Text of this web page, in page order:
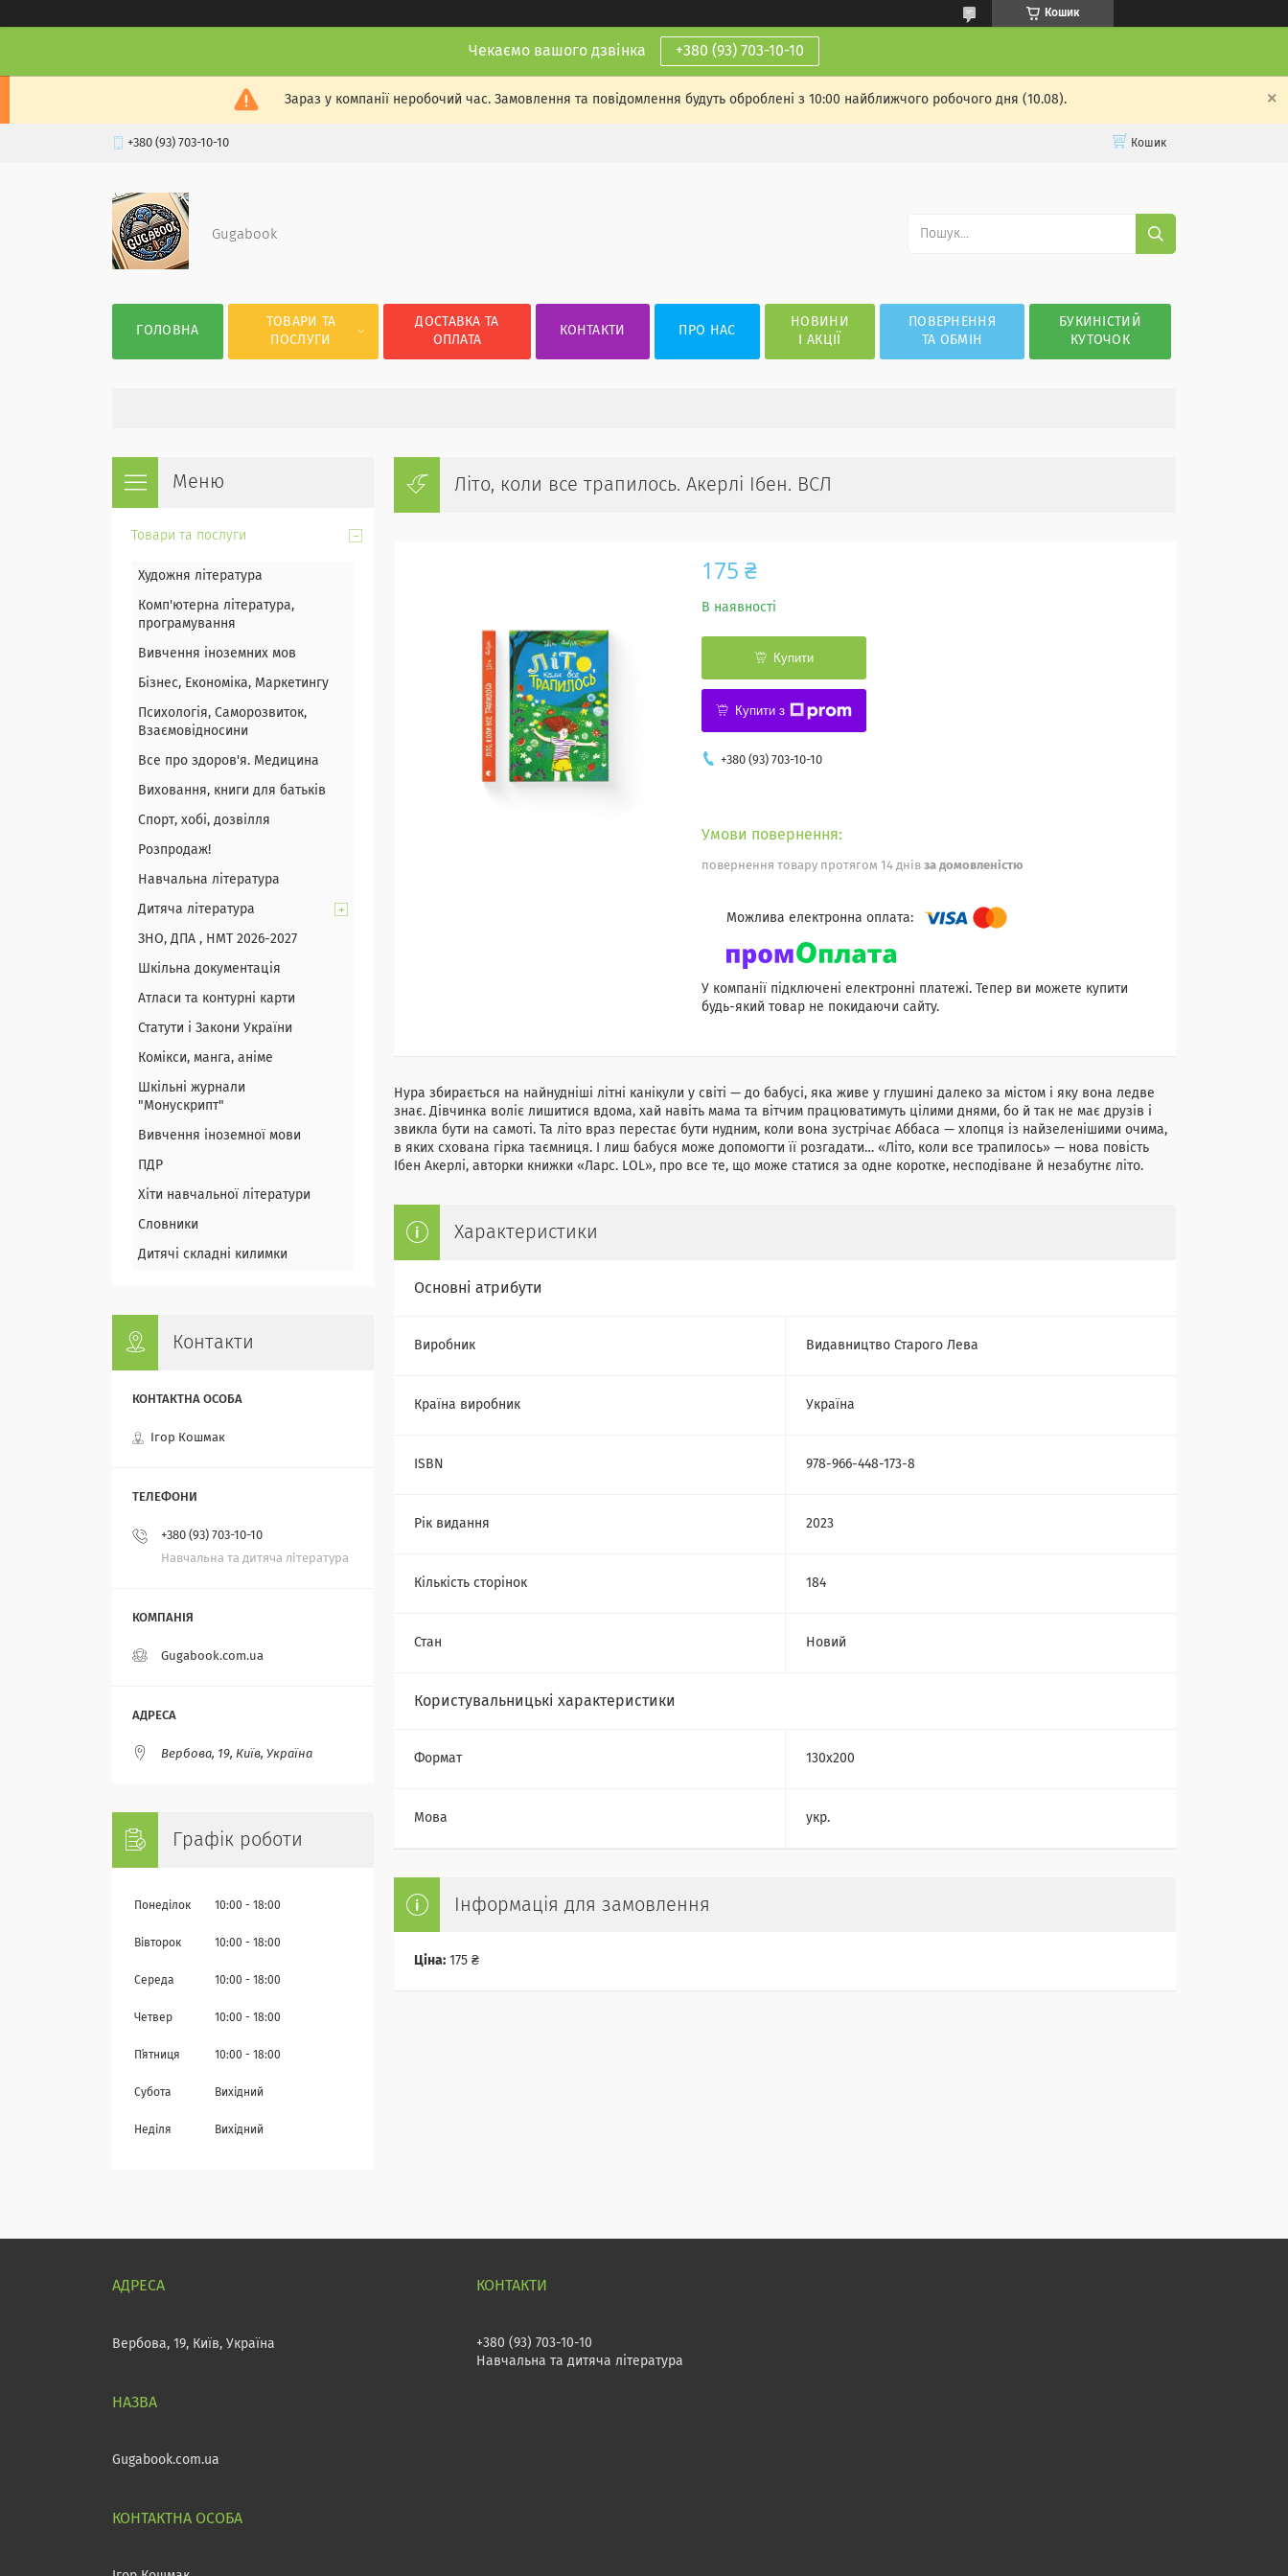
Кошик
Чекаємо вашого дзвінка +380 (93) 703-10-10
Зараз у компанії неробочий час. Замовлення та повідомлення будуть оброблені з 10:00 найближчого робочого дня (10.08).
+380 (93) 703-10-10 Кошик
Gugabook
ГОЛОВНА
ТОВАРИ ТА
ПОСЛУГИ
ДОСТАВКА ТА
ОПЛАТА
КОНТАКТИ ПРО НАС
НОВИНИ
І АКЦІЇ
ПОВЕРНЕННЯ
ТА ОБМІН
БУКИНІСТИЙ
КУТОЧОК
Літо, коли все трапилось. Акерлі Ібен. ВСЛ
175 ₴
В наявності
Купити
Купити з
+380 (93) 703-10-10
повернення товару протягом 14 днів за домовленістю
У компанії підключені електронні платежі. Тепер ви можете купити
будь-який товар не покидаючи сайту.
Нура збирається на найнудніші літні канікули у світі — до бабусі, яка живе у глушині далеко за містом і яку вона ледве
знає. Дівчинка воліє лишитися вдома, хай навіть мама та вітчим працюватимуть цілими днями, бо й так не має друзів і
звикла бути на самоті. Та літо враз перестає бути нудним, коли вона зустрічає Аббаса — хлопця із найзеленішими очима,
в яких схована гірка таємниця. І лиш бабуся може допомогти її розгадати… «Літо, коли все трапилось» — нова повість
Ібен Акерлі, авторки книжки «Ларс. LOL», про все те, що може статися за одне коротке, несподіване й незабутнє літо.
Характеристики
Основні атрибути
Виробник Видавництво Старого Лева
Країна виробник Україна
ISBN 978-966-448-173-8
Рік видання 2023
Кількість сторінок 184
Стан Новий
Користувальницькі характеристики
Формат 130x200
Мова укр.
Інформація для замовлення
Ціна: 175 ₴
Товари та послуги
Художня література
Комп'ютерна література,
програмування
Вивчення іноземних мов
Бізнес, Економіка, Маркетингу
Психологія, Саморозвиток,
Взаємовідносини
Все про здоров'я. Медицина
Виховання, книги для батьків
Спорт, хобі, дозвілля
Розпродаж!
Навчальна література
Дитяча література
ЗНО, ДПА , НМТ 2026-2027
Шкільна документація
Атласи та контурні карти
Статути і Закони України
Комікси, манга, аніме
Шкільні журнали
"Монускрипт"
Вивчення іноземної мови
ПДР
Хіти навчальної літератури
Словники
Дитячі складні килимки
Контакти
Ігор Кошмак
+380 (93) 703-10-10
Навчальна та дитяча література
Gugabook.com.ua
Вербова, 19, Київ, Україна
Графік роботи
Понеділок 10:00 18:00
Вівторок 10:00 18:00
Середа 10:00 18:00
Четвер 10:00 18:00
Пʼятниця 10:00 18:00
Субота Вихідний
Неділя Вихідний
Вербова, 19, Київ, Україна
Gugabook.com.ua
+380 (93) 703-10-10
Навчальна та дитяча література